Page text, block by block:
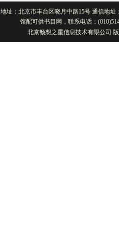
地址：北京市丰台区晓月中路15号 通信地址
馆配可供书目网，联系电话：
北京畅想之星信息技术有限公司